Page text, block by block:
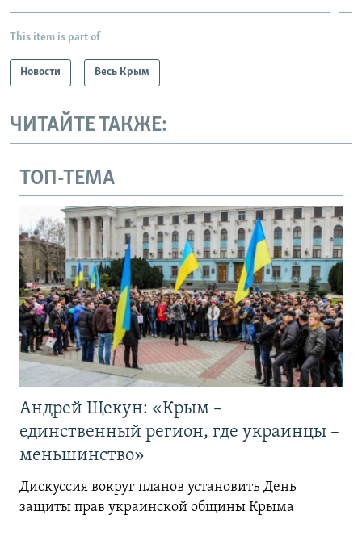
This item is part of
Новости Весь Крым
ЧИТАЙТЕ ТАКЖЕ:
ТОП-ТЕМА
Андрей Щекун: «Крым –
единственный регион, где украинцы –
меньшинство»
Дискуссия вокруг планов установить День
защиты прав украинской общины Крыма